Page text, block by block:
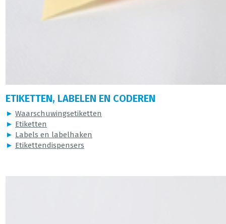
ETIKETTEN, LABELEN EN CODEREN
► Waarschuwingsetiketten
► Etiketten
► Labels en labelhaken
► Etikettendispensers